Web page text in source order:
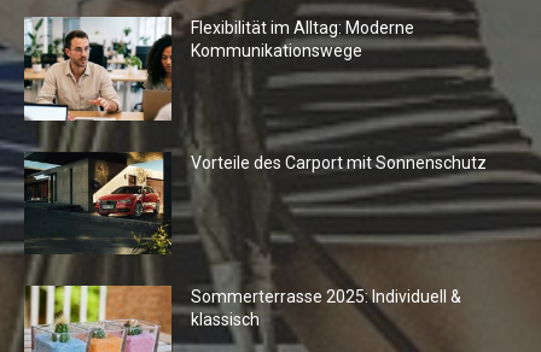
Flexibilität im Alltag: Moderne
Kommunikationswege
Vorteile des Carport mit Sonnenschutz
Sommerterrasse 2025: Individuell &
klassisch